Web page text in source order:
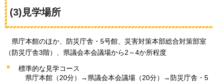
(3)見学場所
県庁本館のほか、防災庁舎・5号館、災害対策本部総合対策部室
（防災庁舎3階）、県議会本会議場から2～4か所程度
標準的な見学コース
県庁本館（20分）→県議会本会議場（20分）→防災庁舎・5